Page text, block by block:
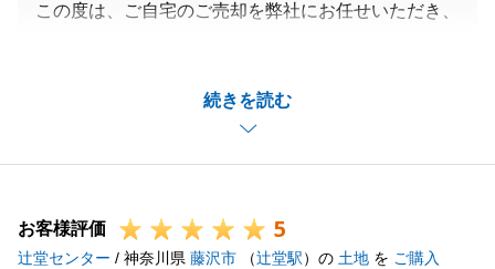
続きを読む
この度は、ご自宅のご売却を弊社にお任せいただき、
A様にご満足いただけるご提案ができましたこと、私
どもとしても大変嬉しく思っております。
無事にお取引を完了できましたのも、ひとえにA様の
改めて感謝申し上げます。
今後も不動産のことで何かお困り事やご相談がござい
お客様評価 5
辻堂センター / 神奈川県 藤沢市 （辻堂駅）の 土地 を ご購入